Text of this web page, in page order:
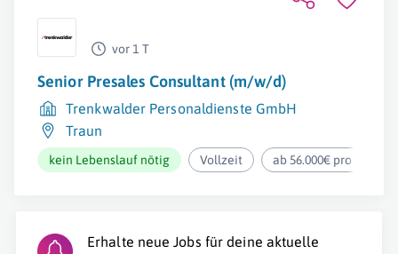
vor 1 T
Senior Presales Consultant (m/w/d)
Trenkwalder Personaldienste GmbH
Traun
kein Lebenslauf nötig Vollzeit ab 56.000€ pro Jahr
Erhalte neue Jobs für deine aktuelle